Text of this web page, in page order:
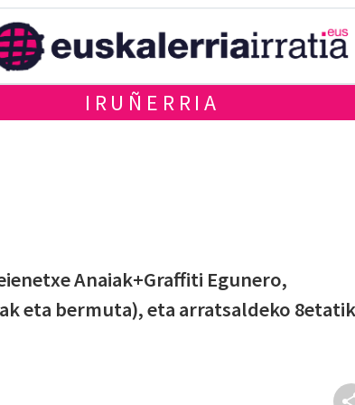
IRUÑERRIA
Anaiak+Graffiti Egunero,
eta bermuta), eta arratsaldeko 8etatik